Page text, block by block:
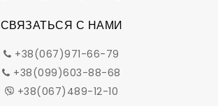
СВЯЗАТЬСЯ С НАМИ
+38(067)971-66-79
+38(099)603-88-68
+38(067)489-12-10